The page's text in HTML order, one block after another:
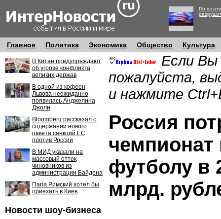
По
Главное Политика Экономика Общество Культура
В Китае предупреждают
об угрозе конфликта
великих держав
В одной из кофеен
Львова неожиданно
появилась Анджелина
Джоли
Bloomberg рассказал о
содержании нового
пакета санкций ЕС
против России
В МИД указали на
массовый отток
чиновников из
администрации Байдена
Папа Римский хотел бы
приехать в Киев
Новости шоу-бизнеса
Если Вы
пожалуйста,
и нажмите
Россия
футболу в
млрд.